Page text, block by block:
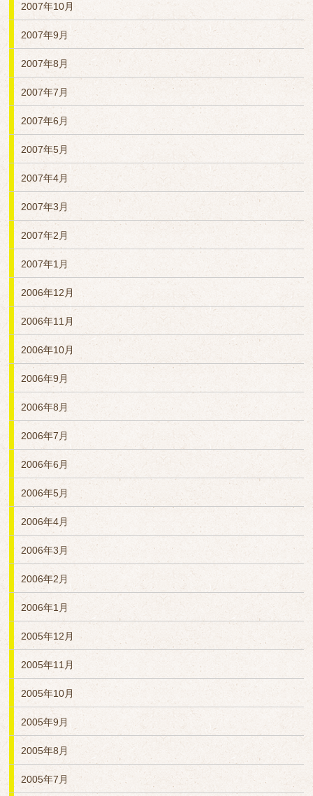
2007年10月
2007年9月
2007年8月
2007年7月
2007年6月
2007年5月
2007年4月
2007年3月
2007年2月
2007年1月
2006年12月
2006年11月
2006年10月
2006年9月
2006年8月
2006年7月
2006年6月
2006年5月
2006年4月
2006年3月
2006年2月
2006年1月
2005年12月
2005年11月
2005年10月
2005年9月
2005年8月
2005年7月